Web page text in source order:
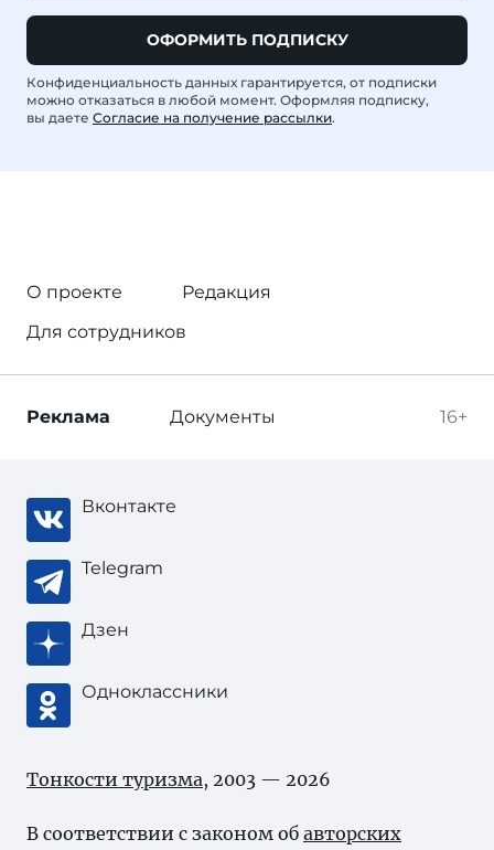
ОФОРМИТЬ ПОДПИСКУ
Конфиденциальность данных гарантируется, от подписки
можно отказаться в любой момент. Оформляя подписку,
вы даете Согласие на получение рассылки.
О проекте
Редакция
Для сотрудников
16+
Реклама Документы
Вконтакте
Telegram
Дзен
Одноклассники
Тонкости туризма, 2003 — 2026
В соответствии с законом об авторских